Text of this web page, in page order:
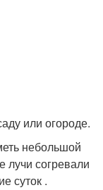
или огороде.
небольшой
лучи согревали
суток .